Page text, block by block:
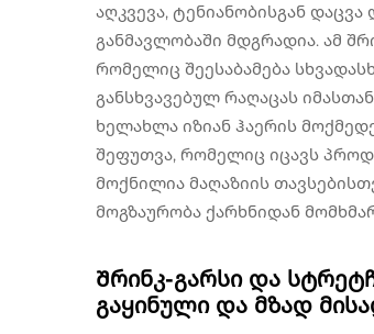
აღკვევა, ტენიანობისგან
განმავლობაში მდგრადია. ამ
რომელიც შეესაბამება
განსხვავებულ რაღაცას
ხელახლა იზიან ჰაერის
შეფუთვა, რომელიც იცავს
მოქნილია მაღაზიის
მოგზაურობა ქარხნიდან
Შრინკ-გარსი და
გაყინული და მზად